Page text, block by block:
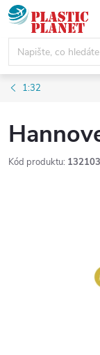
Přejít
na
obsah
1:32
Kód produktu: 132103